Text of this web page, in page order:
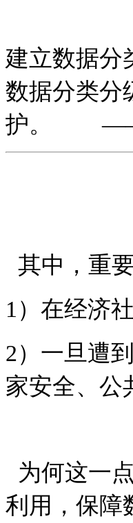
建立数据分
数据分类分
护。
其中，重
1 ）在经济
2）一旦遭
家安全、公
为何这一
利用，保障